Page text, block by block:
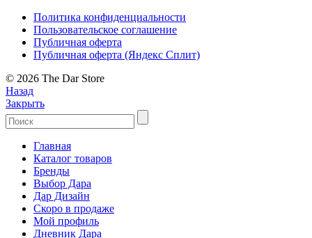
Политика конфиденциальности
Пользовательское соглашение
Публичная оферта
Публичная оферта (Яндекс Сплит)
© 2026 The Dar Store
Назад
Закрыть
Главная
Каталог товаров
Бренды
Выбор Дара
Дар Дизайн
Скоро в продаже
Мой профиль
Дневник Дара